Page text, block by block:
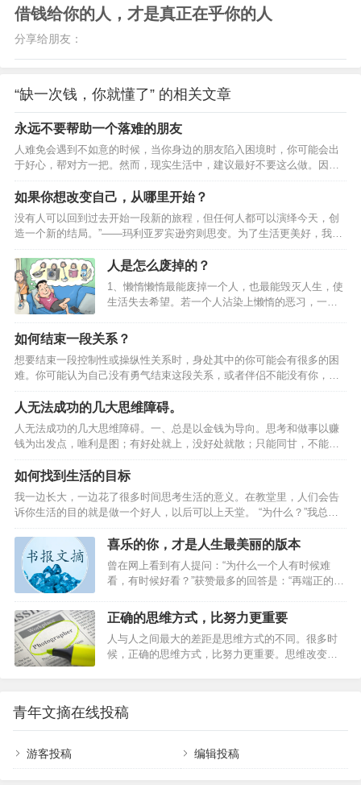
借钱给你的人，才是真正在乎你的人
分享给朋友：
“缺一次钱，你就懂了” 的相关文章
永远不要帮助一个落难的朋友
人难免会遇到不如意的时候，当你身边的朋友陷入困境时，你可能会出
于好心，帮对方一把。然而，现实生活中，建议最好不要这么做。因为
很多时候，对方不仅不会感激你，还会抱怨你，为什么会出现这种现象
呢？一、你的帮助可能起不到什么作用，还会打击到对方的自尊心很多
人在落难的时候，虽然过得很艰难，但是他们的内心其实不愿意让周围
的人看到自己的窘迫。他们宁愿自己咬咬牙挺过去，靠着自己的力量的
改变现状，维护内心最后的尊严。这个时候如果你冒然去帮助对方的
话，不但没有任何效果，反而会触及他敏感的内心，让他感到自己没面
子、没…
如果你想改变自己，从哪里开始？
没有人可以回到过去开始一段新的旅程，但任何人都可以演绎今天，创
造一个新的结局。”——玛利亚罗宾逊穷则思变。为了生活更美好，我们
一直在努力改变。在经历过一些事情后，我们会想，嗯，要改变一下自
己，因为我们改变不了世界。于是，我们计划着，想着一天一点的改变
自己。可是如何改变自己？很多时候，改变自己会痛苦，但不改变自己
会吃苦。改变很难，所以如果想改变，那肯定是一件很痛苦的事。虽然
是这样，但在很多时候，我们必须要改变自己。为了更好地赢得出路，
必须做出改变。很多时候，我们都需要一种斩断自己退路的勇气。因为
身…
人是怎么废掉的？
1、懒惰懒惰最能废掉一个人，也最能毁灭人生，使
生活失去希望。若一个人沾染上懒惰的恶习，一辈
噬人的智慧，因为懒得动脑子。懒惰行动得如此缓
慢，贫穷很快就能超过它。心理的懒惰，比身体的
懒惰更毁人，也最难改。当心理懒惰时，什么都不
想做，但必须要做工作，身体的各部分，就会感到
不安和无聊。反过来说，如果对于这种工作有兴
趣、愉快，工作效率不但高，身心也会感觉到十分
舒适。2、拖延世界上那些最容易的事情中，拖延时
间最不费力，也最能毁一个人。拖延是对生活本身
如何结束一段关系？
想要结束一段控制性或操纵性关系时，身处其中的你可能会有很多的困
难。你可能认为自己没有勇气结束这段关系，或者伴侣不能没有你，甚
至伴侣一直在伤害你，但是如果不离开，你就无法用自己的方法开始生
活。如果你想要真正结束一段关系， 就要提前做好准备，执行计划并坚
持到底。最重要的是树立勇气，敢于去做 01.为结束关系做准备 发现自
己处于他人控制中很多控制性或操纵性关系比理应发生的时间要长，因
为被控制或操纵的人不承认关系存在任何错误。你可能觉得伴侣只是有
一点喜怒无常或者粘人，实际上，对方已经…
人无法成功的几大思维障碍。
人无法成功的几大思维障碍。一、总是以金钱为导向。思考和做事以赚
钱为出发点，唯利是图；有好处就上，没好处就散；只能同甘，不能共
苦；好汉不吃眼前亏，看眼前利益；急功近利，不考虑长远；缺乏助人
和啥得心态，没有责任感和使命感。忠告：用眼睛看到的叫视线，用眼
光看到的是未来；放眼长远，把握趋势，从长计议，赢在未来。记住，
一定把你的事业和趋势、社会责任、社会使命紧紧联系在一起。二、得
意不找退路，失意不找出路。得意之时，没有危机感，满足现状；有小
成功就粘粘自喜，自我满足和陶醉，停止进取，贪图享受或恣意挥霍，
不做…
如何找到生活的目标
我一边长大，一边花了很多时间思考生活的意义。在教堂里，人们会告
诉你生活的目的就是做一个好人，以后可以上天堂。 “为什么？”我总在
想。虽然，人人对于做一个好人才会拥有充实而有意义的生活这一点毫
无疑问。但这么做的关键是什么？你到底是为了什么而做这一切？ 为什
么是一个毫无意义的问题，为了回答“为什么”，我们总要无限循环地转圈
圈，因为我们总是重复地用另一个“为什么”来回答这个“为什么”。而只有
在你回答“因为这很有趣”或者“我喜欢这样”时，问题才真正结束。 但其
实，生活的目的在于享受生…
喜乐的你，才是人生最美丽的版本
曾在网上看到有人提问：“为什么一个人有时候难
看，有时候好看？”获赞最多的回答是：“再端正的容
伏。”一个人的容貌，有时候不仅取决于先天，也与
其情绪跟心态息息相关。01坏情绪，使人变丑我的
部门主管，是一个相貌普通、性格比较“闷”的女生。
刚认识不久，我就发现她非常喜欢“甩脸子”，脾气来
她手头的事，根本没搭理我，让我感到莫名其妙。
因为我俩工位离得很近，我发现她几乎每天都拉…
正确的思维方式，比努力更重要
人与人之间最大的差距是思维方式的不同。很多时
候，正确的思维方式，比努力更重要。思维改变一
己的店铺前亮出一块广告牌。最先挂出的广告牌，
醒目地写着： “本店拥有伦敦最好的裁缝。”第二家
老板见了，不甘示弱，立即挂出一块同样大小的广
告牌，上书： “本店拥有英国最好的裁缝。”看到这
青年文摘在线投稿
游客投稿 编辑投稿